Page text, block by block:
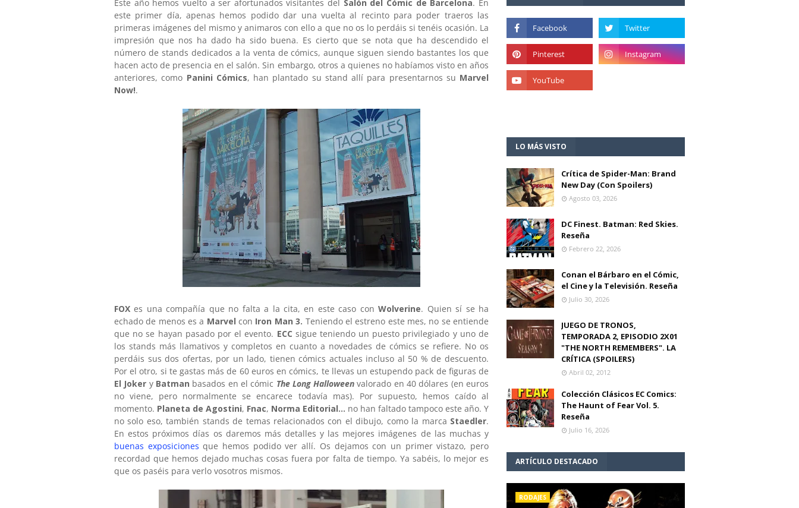
Este año hemos vuelto a ser afortunados visitantes del Salón del Cómic de Barcelona. En
este primer día, apenas hemos podido dar una vuelta al recinto para poder traeros las
primeras imágenes del mismo y animaros con ello a que no os lo perdáis si tenéis ocasión. La
impresión que nos ha dado ha sido buena. Es cierto que se nota que ha descendido el
número de stands dedicados a la venta de cómics, aunque siguen siendo bastantes los que
hacen acto de presencia en el salón. Sin embargo, otros a quienes no habíamos visto en años
anteriores, como Panini Cómics, han plantado su stand allí para presentarnos su Marvel
Now!.
FOX es una compañía que no falta a la cita, en este caso conWolverine. Quien sí se ha
echado de menos es a Marvel con Iron Man 3. Teniendo el estreno este mes, no se entiende
que no se hayan pasado por el evento. ECC sigue teniendo un puesto privilegiado y uno de
los stands más llamativos y completos en cuanto a novedades de cómics se refiere. No os
perdáis sus dos ofertas, por un lado, tienen cómics actuales incluso al 50 % de descuento.
Por el otro, si te gastas más de 60 euros en cómics, te llevas un estupendo pack de figuras de
El Joker y Batman basados en el cómic The Long Halloween valorado en 40 dólares (en euros
no viene, pero normalmente se encarece todavía mas). Por supuesto, hemos caído al
momento. Planeta de Agostini, Fnac, Norma Editorial... no han faltado tampoco este año. Y
no solo eso, también stands de temas relacionados con el dibujo, como la marca Staedler.
En estos próximos días os daremos más detalles y las mejores imágenes de las muchas y
buenas exposiciones que hemos podido ver allí. Os dejamos con un primer vistazo, pero
recordad que hemos dejado muchas cosas fuera por falta de tiempo. Ya sabéis, lo mejor es
que os paséis para verlo vosotros mismos.
LO MÁS VISTO
Crítica de Spider-Man: Brand
New Day (Con Spoilers)
Agosto 03, 2026
DC Finest. Batman: Red Skies.
Reseña
Febrero 22, 2026
Conan el Bárbaro en el Cómic,
el Cine y la Televisión. Reseña
Julio 30, 2026
JUEGO DE TRONOS,
TEMPORADA 2, EPISODIO 2X01
"THE NORTH REMEMBERS". LA
CRÍTICA (SPOILERS)
Abril 02, 2012
Colección Clásicos EC Comics:
The Haunt of Fear Vol. 5.
Reseña
Julio 16, 2026
ARTÍCULO DESTACADO
RODAJES